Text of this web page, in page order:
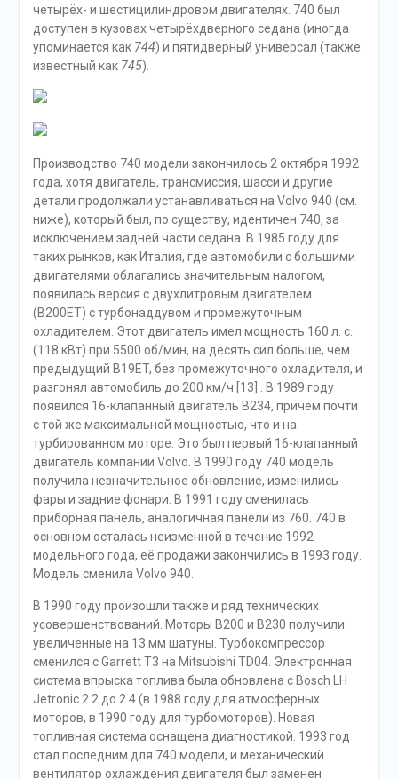
четырёх- и шестицилиндровом двигателях. 740 был
доступен в кузовах четырёхдверного седана (иногда
упоминается как 744) и пятидверный универсал (также
известный как 745).
Производство 740 модели закончилось 2 октября 1992
года, хотя двигатель, трансмиссия, шасси и другие
детали продолжали устанавливаться на Volvo 940 (см.
ниже), который был, по существу, идентичен 740, за
исключением задней части седана. В 1985 году для
таких рынков, как Италия, где автомобили с большими
двигателями облагались значительным налогом,
появилась версия с двухлитровым двигателем
(B200ET) с турбонаддувом и промежуточным
охладителем. Этот двигатель имел мощность 160 л. с.
(118 кВт) при 5500 об/мин, на десять сил больше, чем
предыдущий B19ET, без промежуточного охладителя, и
разгонял автомобиль до 200 км/ч [13] . В 1989 году
появился 16-клапанный двигатель B234, причем почти
с той же максимальной мощностью, что и на
турбированном моторе. Это был первый 16-клапанный
двигатель компании Volvo. В 1990 году 740 модель
получила незначительное обновление, изменились
фары и задние фонари. В 1991 году сменилась
приборная панель, аналогичная панели из 760. 740 в
основном осталась неизменной в течение 1992
модельного года, её продажи закончились в 1993 году.
Модель сменила Volvo 940.
В 1990 году произошли также и ряд технических
усовершенствований. Моторы B200 и B230 получили
увеличенные на 13 мм шатуны. Турбокомпрессор
сменился с Garrett T3 на Mitsubishi TD04. Электронная
система впрыска топлива была обновлена ​​с Bosch LH
Jetronic 2.2 до 2.4 (в 1988 году для атмосферных
моторов, в 1990 году для турбомоторов). Новая
топливная система оснащена диагностикой. 1993 год
стал последним для 740 модели, и механический
вентилятор охлаждения двигателя был заменен